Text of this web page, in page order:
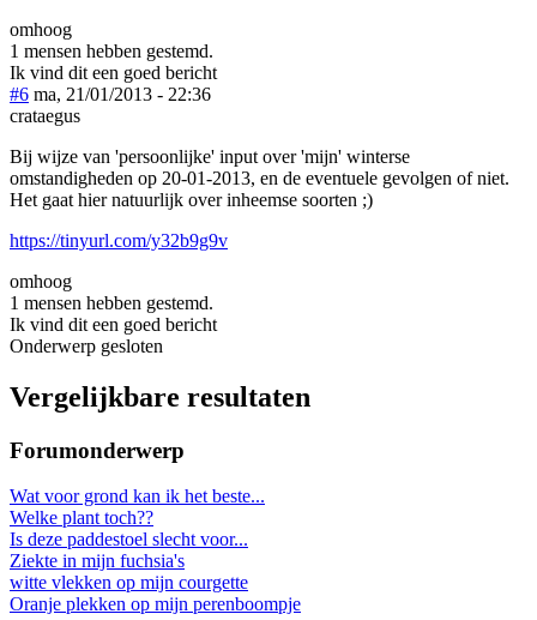
omhoog
1 mensen hebben gestemd.
Ik vind dit een goed bericht
#6 ma, 21/01/2013 - 22:36
crataegus
Bij wijze van 'persoonlijke' input over 'mijn' winterse
omstandigheden op 20-01-2013, en de eventuele gevolgen of niet.
Het gaat hier natuurlijk over inheemse soorten ;)
https://tinyurl.com/y32b9g9v
omhoog
1 mensen hebben gestemd.
Ik vind dit een goed bericht
Onderwerp gesloten
Vergelijkbare resultaten
Forumonderwerp
Wat voor grond kan ik het beste...
Welke plant toch??
Is deze paddestoel slecht voor...
Ziekte in mijn fuchsia's
witte vlekken op mijn courgette
Oranje plekken op mijn perenboompje